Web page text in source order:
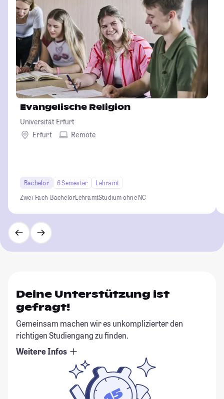
Evangelische Religion
Universität Erfurt
Erfurt
Remote
Bachelor 6 Semester
Lehramt
Zwei-Fach-BachelorLehramtStudium ohne NC
Deine Unterstützung ist
gefragt!
Gemeinsam machen wir es unkomplizierter den
richtigen Studiengang zu finden.
Weitere Infos